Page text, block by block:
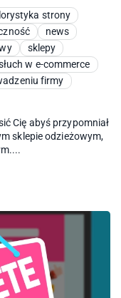
strony
news
sklepy
w e-commerce
firmy
Cię abyś przypomniał
sklepie odzieżowym,